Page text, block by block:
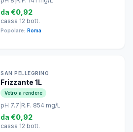
da €0,92
cassa 12 bott.
Popolare: Roma
SAN PELLEGRINO
Frizzante 1L
Vetro a rendere
pH 7.7 R.F. 854 mg/L
da €0,92
cassa 12 bott.